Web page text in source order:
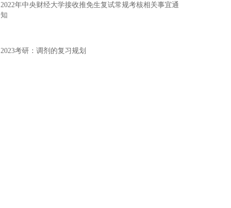
2022年中央财经大学接收推免生复试常规考核相关事宜通
知
2023考研：调剂的复习规划